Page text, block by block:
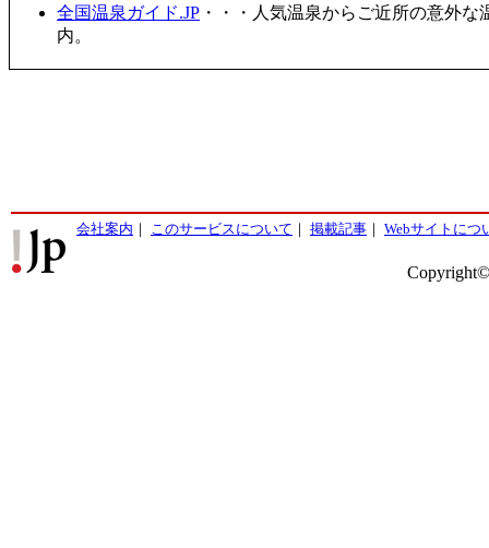
全国温泉ガイド.JP ・・・人気温泉からご近所の意外
内。
会社案内 ｜ このサービスについて ｜ 掲載記事 ｜ Webサイトにつ